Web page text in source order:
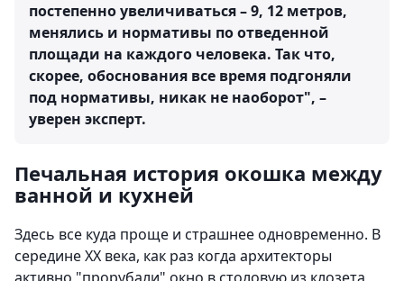
постепенно увеличиваться – 9, 12 метров,
менялись и нормативы по отведенной
площади на каждого человека. Так что,
скорее, обоснования все время подгоняли
под нормативы, никак не наоборот", –
уверен эксперт.
Печальная история окошка между
ванной и кухней
Здесь все куда проще и страшнее одновременно. В
середине XX века, как раз когда архитекторы